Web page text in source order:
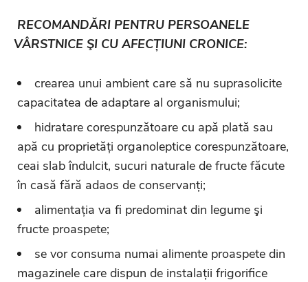
RECOMANDĂRI PENTRU PERSOANELE
VÂRSTNICE ŞI CU AFECȚIUNI CRONICE:
crearea unui ambient care să nu suprasolicite
capacitatea de adaptare al organismului;
hidratare corespunzătoare cu apă plată sau
apă cu proprietăți organoleptice corespunzătoare,
ceai slab îndulcit, sucuri naturale de fructe făcute
în casă fără adaos de conservanți;
alimentația va fi predominat din legume şi
fructe proaspete;
se vor consuma numai alimente proaspete din
magazinele care dispun de instalații frigorifice